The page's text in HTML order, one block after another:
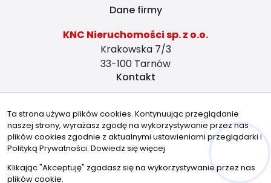
Dane firmy
KNC Nieruchomości sp. z o.o.
Krakowska 7/3
33-100 Tarnów
Kontakt
728491864
Znajdziesz nas tu
Ta strona używa plików cookies. Kontynuując przeglądanie
naszej strony, wyrażasz zgodę na wykorzystywanie przez nas
plików cookies zgodnie z aktualnymi ustawieniami przeglądarki i
Polityką Prywatności. Dowiedz się więcej
Klikając "Akceptuję" zgadasz się na wykorzystywanie przez nas
plików cookie.